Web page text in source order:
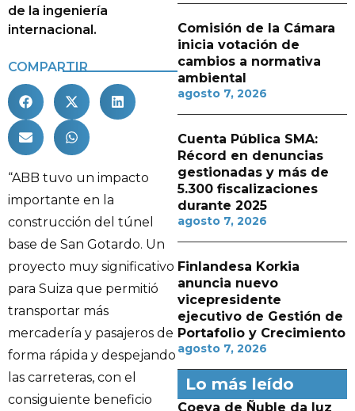
de la ingeniería
internacional.
COMPARTIR
“ABB tuvo un impacto
importante en la
construcción del túnel
base de San Gotardo. Un
proyecto muy significativo
para Suiza que permitió
transportar más
mercadería y pasajeros de
forma rápida y despejando
las carreteras, con el
consiguiente beneficio
Comisión de la Cámara
inicia votación de
cambios a normativa
ambiental
agosto 7, 2026
Cuenta Pública SMA:
Récord en denuncias
gestionadas y más de
5.300 fiscalizaciones
durante 2025
agosto 7, 2026
Finlandesa Korkia
anuncia nuevo
vicepresidente
ejecutivo de Gestión de
Portafolio y Crecimiento
agosto 7, 2026
Lo más leído
Coeva de Ñuble da luz